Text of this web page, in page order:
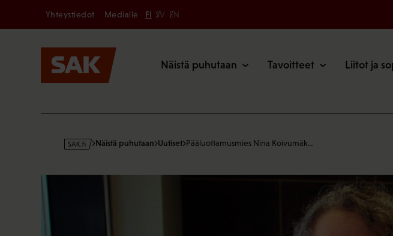
Secondary
Yhteystiedot Medialle FI SV EN
Näistä puhutaan Tavoitteet Liitot ja
s
Näistä puhutaan Uutiset Pääluottamusmies Nina Koivumäk…